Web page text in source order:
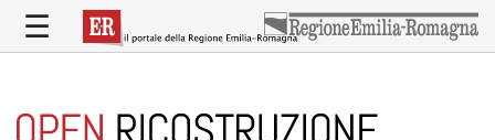
contenuto
RICOSTRUZIONE
☰